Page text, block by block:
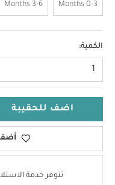
0-3 Months
3-6 Months
الكمية:
1
اضف للحقيبة
أضف
تتوفر خدمة